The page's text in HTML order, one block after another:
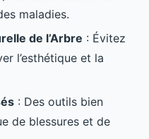
maladies.
de l’Arbre : Évitez
l’esthétique et la
: Des outils bien
de blessures et de